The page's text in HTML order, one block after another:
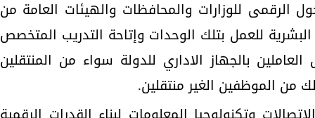
الرقمى للوزارات والمحافظات والهيئات العامة من
البشرية للعمل بتلك الوحدات وإتاحة التدريب المتخصص
بالجهاز الاداري للدولة سواء من المنتقلين
من الموظفين الغير منتقلين.